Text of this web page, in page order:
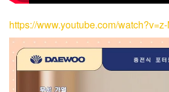
https://www.youtube.com/